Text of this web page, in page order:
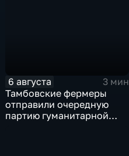
6 августа
3 мин
Тамбовские фермеры
отправили очередную
партию гуманитарной